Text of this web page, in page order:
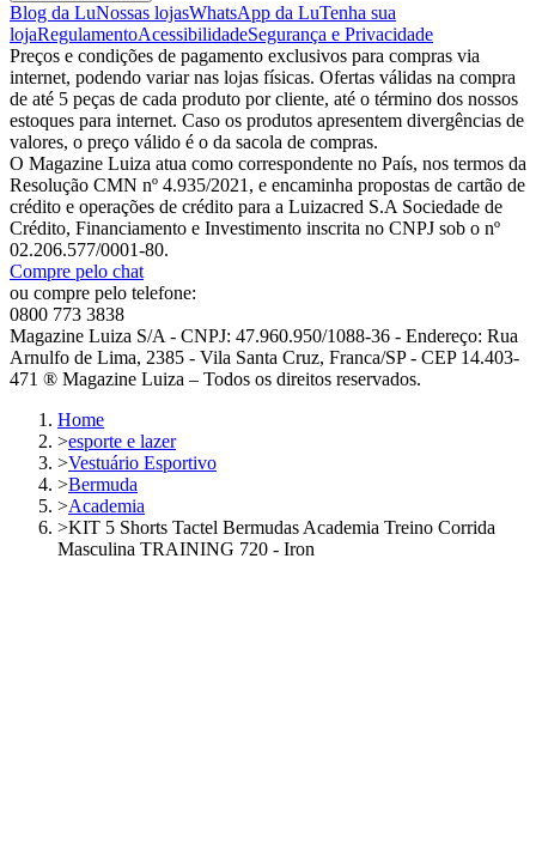
Blog da LuNossas lojasWhatsApp da LuTenha sua
lojaRegulamentoAcessibilidadeSegurança e Privacidade
Preços e condições de pagamento exclusivos para compras via
internet, podendo variar nas lojas físicas. Ofertas válidas na compra
de até 5 peças de cada produto por cliente, até o término dos nossos
estoques para internet. Caso os produtos apresentem divergências de
valores, o preço válido é o da sacola de compras.
O Magazine Luiza atua como correspondente no País, nos termos da
Resolução CMN nº 4.935/2021, e encaminha propostas de cartão de
crédito e operações de crédito para a Luizacred S.A Sociedade de
Crédito, Financiamento e Investimento inscrita no CNPJ sob o nº
02.206.577/0001-80.
Compre pelo chat
ou compre pelo telefone:
0800 773 3838
Magazine Luiza S/A - CNPJ: 47.960.950/1088-36 - Endereço: Rua
Arnulfo de Lima, 2385 - Vila Santa Cruz, Franca/SP - CEP 14.403-
471 ® Magazine Luiza – Todos os direitos reservados.
Home
>esporte e lazer
>Vestuário Esportivo
>Bermuda
>Academia
>KIT 5 Shorts Tactel Bermudas Academia Treino Corrida
Masculina TRAINING 720 - Iron